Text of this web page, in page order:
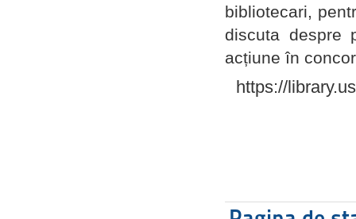
bibliotecari,
discuta despre
acțiune în
https://